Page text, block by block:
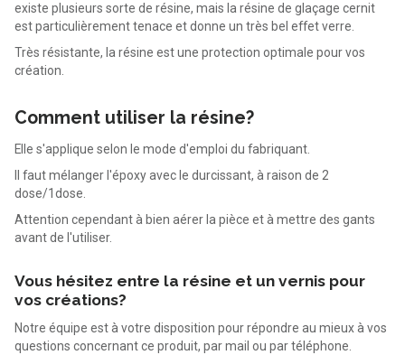
existe plusieurs sorte de résine, mais la résine de glaçage cernit
est particulièrement tenace et donne un très bel effet verre.
Très résistante, la résine est une protection optimale pour vos
création.
Comment utiliser la résine?
Elle s'applique selon le mode d'emploi du fabriquant.
Il faut mélanger l'époxy avec le durcissant, à raison de 2
dose/1dose.
Attention cependant à bien aérer la pièce et à mettre des gants
avant de l'utiliser.
Vous hésitez entre la résine et un vernis pour
vos créations?
Notre équipe est à votre disposition pour répondre au mieux à vos
questions concernant ce produit, par mail ou par téléphone.